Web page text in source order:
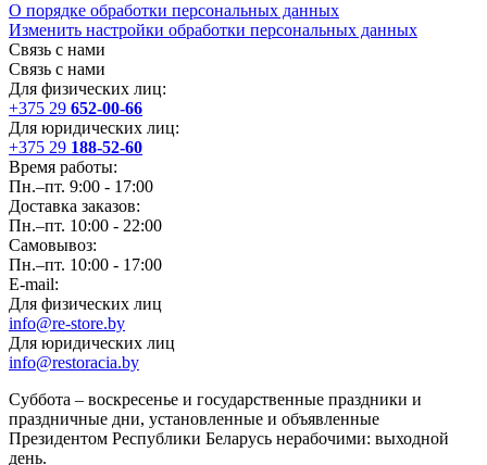
О порядке обработки персональных данных
Изменить настройки обработки персональных данных
Связь с нами
Связь с нами
Для физических лиц:
+375 29 652-00-66
Для юридических лиц:
+375 29 188-52-60
Время работы:
Пн.–пт. 9:00 - 17:00
Доставка заказов:
Пн.–пт. 10:00 - 22:00
Самовывоз:
Пн.–пт. 10:00 - 17:00
E-mail:
Для физических лиц
info@re-store.by
Для юридических лиц
info@restoracia.by
Суббота – воскресенье и государственные праздники и
праздничные дни, установленные и объявленные
Президентом Республики Беларусь нерабочими: выходной
день.